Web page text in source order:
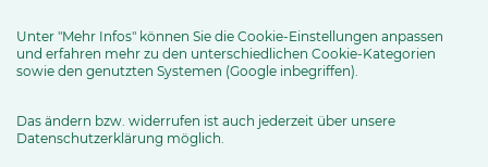
erbrachten Serviceleistungen fortlaufend überprüft und
bei Schlechtleistungen wird gemeinschaftlich
Neben der Fachwerkstatt-Zertifizierung entwickelt sich der
Unter "Mehr Infos" können Sie die Cookie-Einstellungen anpassen
und erfahren mehr zu den unterschiedlichen Cookie-Kategorien
sowie den genutzten Systemen (Google inbegriffen).
Das ändern bzw. widerrufen ist auch jederzeit über unsere
Datenschutzerklärung möglich.